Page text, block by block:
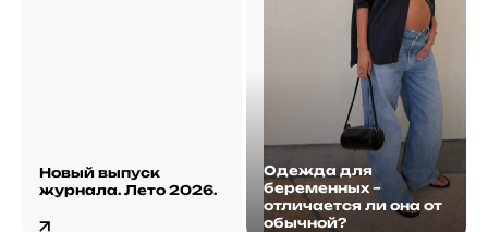
Новый выпуск
журнала. Лето 2026.
Одежда для
беременных –
отличается ли она от
обычной?